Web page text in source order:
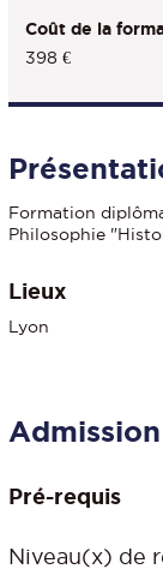
Coût de la
398 €
Formation
Philosophie
Lieux
Lyon
Admission
Pré-requis
Niveau(x) de